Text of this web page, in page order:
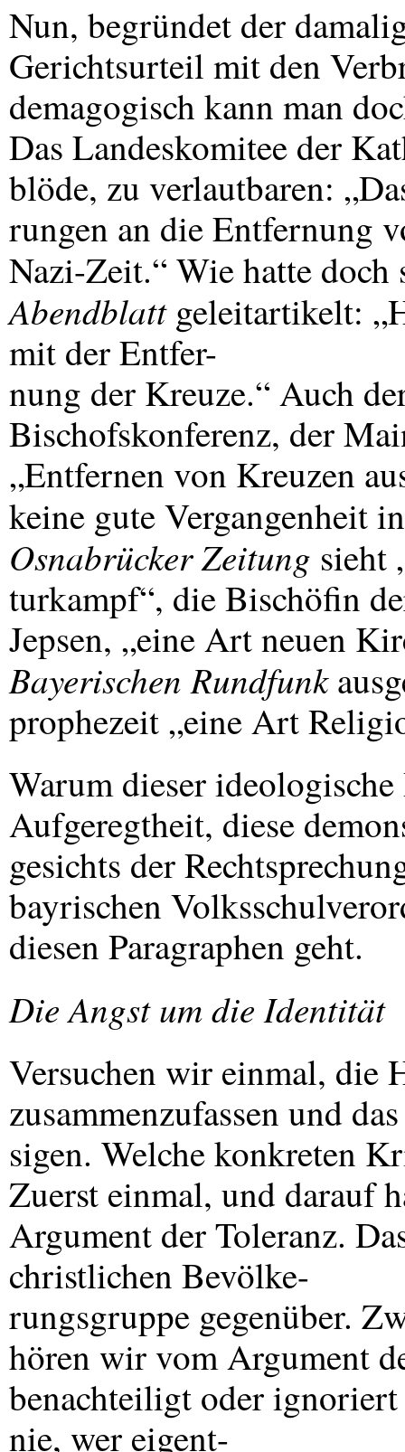
Nun, begründet der
Gerichtsurteil mit den
demagogisch kann man
Das Landeskomitee der
blöde, zu verlautbaren:
rungen an die Entfernung
Nazi-Zeit.“ Wie hatte
Abendblattgeleitartikelt:
mit der Entfer-
nung der Kreuze.“ Auch
Bischofskonferenz, der
„Entfernen von Kreuzen
keine gute Vergangenheit
Osnabrücker Zeitung sieht
turkampf“, die Bischöfin
Jepsen, „eine Art neuen
Bayerischen Rundfunk
prophezeit „eine Art
Warum dieser
Aufgeregtheit, diese
gesichts der
bayrischen
diesen Paragraphen geht.
Die Angst um die Identität
Versuchen wir einmal, die
zusammenzufassen und
sigen. Welche konkreten
Zuerst einmal, und darauf
Argument der Toleranz.
christlichen Bevölke-
rungsgruppe gegenüber.
hören wir vom Argument
benachteiligt oder
nie, wer eigent-